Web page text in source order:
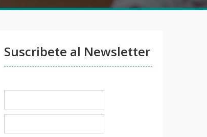
Suscribete al Newsletter